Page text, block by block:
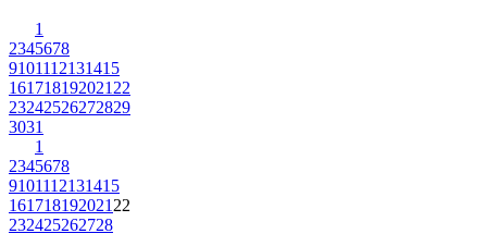
1
2345678
9101112131415
161718192021 22
23242526272829
3031
1
2345678
9101112131415
161718192021 22
232425262728